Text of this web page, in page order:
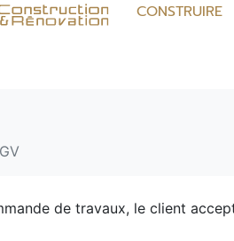
CONSTRUIRE
de travaux, le client